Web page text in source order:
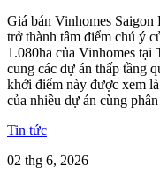
Giá bán Vinhomes
trở thành tâm điểm chú ý
1.080ha của Vinhomes
cung các dự án thấp tầng
khởi điểm này được xem
của nhiều dự án cùng
Tin tức
02 thg 6, 2026